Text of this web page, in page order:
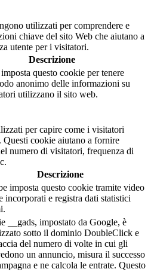
utilizzati per comprendere e
chiave del sito Web che aiutano a
utente per i visitatori.
Descrizione
questo cookie per tenere
anonimo delle informazioni su
utilizzano il sito web.
per capire come i visitatori
cookie aiutano a fornire
numero di visitatori, frequenza di
Descrizione
imposta questo cookie tramite video
incorporati e registra dati statistici
__gads, impostato da Google, è
sotto il dominio DoubleClick e
del numero di volte in cui gli
un annuncio, misura il successo
e ne calcola le entrate. Questo